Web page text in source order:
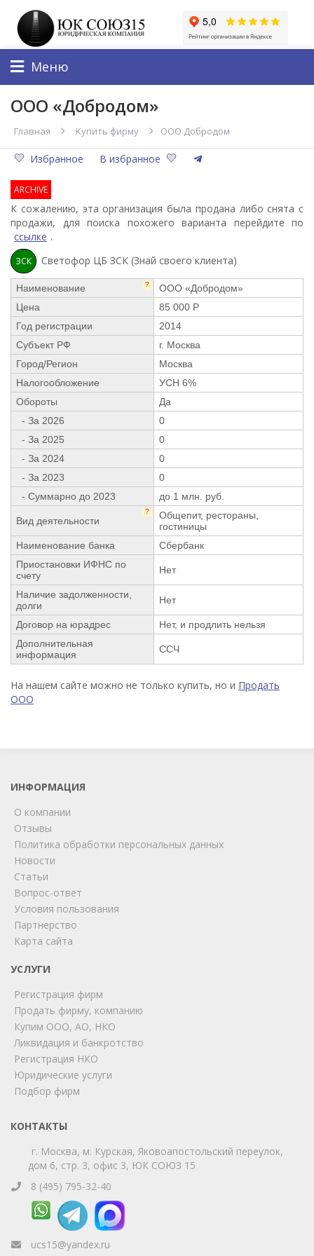
Меню
ООО «Добродом»
Главная Купить фирму ООО Добродом
Избранное В избранное
ARCHIVE
К сожалению, эта организация была продана либо снята с
продажи, для поиска похожего варианта перейдите по
ссылке .
ЗСК Светофор ЦБ ЗСК (Знай своего клиента)
Наименование ?
ООО «Добродом»
Цена
85 000 Р
Год регистрации
2014
Субъект РФ
г. Москва
Город/Регион
Москва
Налогообложение
УСН 6%
Обороты
Да
- За 2026
0
- За 2025
0
- За 2024
0
- За 2023
0
- Суммарно до 2023
до 1 млн. руб.
Вид деятельности
?
Общепит, рестораны,
гостиницы
Наименование банка
Сбербанк
Приостановки ИФНС по
счету
Нет
Наличие задолженности,
долги
Нет
Договор на юрадрес
Нет, и продлить нельзя
Дополнительная
информация
ССЧ
На нашем сайте можно не только купить, но и Продать
ООО
ИНФОРМАЦИЯ
О компании
Отзывы
Политика обработки персональных данных
Новости
Статьи
Вопрос-ответ
Условия пользования
Партнерство
Карта сайта
УСЛУГИ
Регистрация фирм
Продать фирму, компанию
Купим ООО, АО, НКО
Ликвидация и банкротство
Регистрация НКО
Юридические услуги
Подбор фирм
КОНТАКТЫ
г. Москва, м. Курская, Яковоапостольский переулок,
дом 6, стр. 3, офис 3, ЮК СОЮЗ 15
8 (495) 795-32-40
ucs15@yandex.ru
online
Позвоните нам или свяжитесь с нами через любой
удобный мессенджер!
Telegram
Телефон